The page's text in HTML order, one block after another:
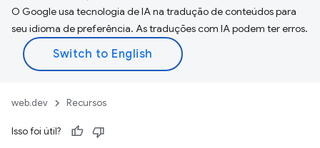
O Google usa tecnologia de IA na tradução de conteúdos para
seu idioma de preferência. As traduções com IA podem ter erros.
web.dev Recursos
Isso foi útil?